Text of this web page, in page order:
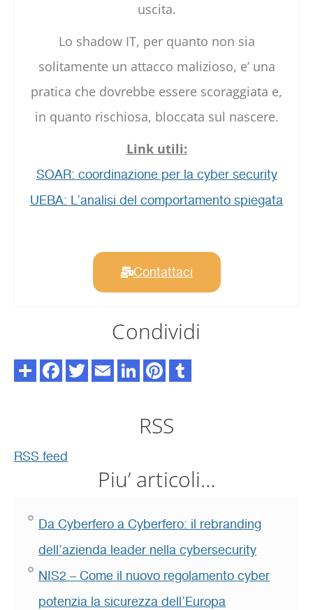
uscita.
Lo shadow IT, per quanto non sia
solitamente un attacco malizioso, e’ una
pratica che dovrebbe essere scoraggiata e,
in quanto rischiosa, bloccata sul nascere.
Link utili:
SOAR: coordinazione per la cyber security
UEBA: L’analisi del comportamento spiegata
Contattaci
Condividi
RSS
RSS feed
Piu’ articoli…
Da Cyberfero a Cyberfero: il rebranding
dell’azienda leader nella cybersecurity
NIS2 – Come il nuovo regolamento cyber
potenzia la sicurezza dell’Europa